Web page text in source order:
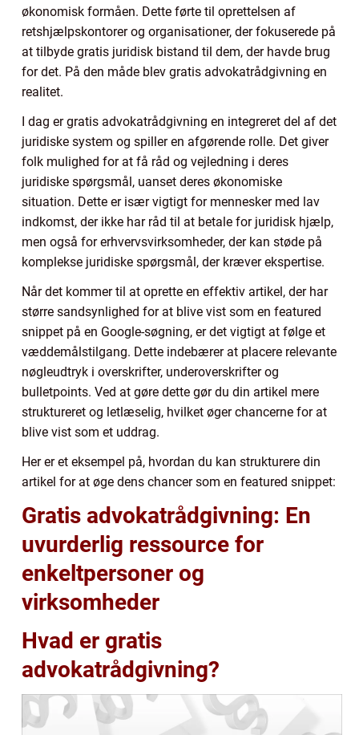
økonomisk formåen. Dette førte til oprettelsen af
retshjælpskontorer og organisationer, der fokuserede på
at tilbyde gratis juridisk bistand til dem, der havde brug
for det. På den måde blev gratis advokatrådgivning en
realitet.
I dag er gratis advokatrådgivning en integreret del af det
juridiske system og spiller en afgørende rolle. Det giver
folk mulighed for at få råd og vejledning i deres
juridiske spørgsmål, uanset deres økonomiske
situation. Dette er især vigtigt for mennesker med lav
indkomst, der ikke har råd til at betale for juridisk hjælp,
men også for erhvervsvirksomheder, der kan støde på
komplekse juridiske spørgsmål, der kræver ekspertise.
Når det kommer til at oprette en effektiv artikel, der har
større sandsynlighed for at blive vist som en featured
snippet på en Google-søgning, er det vigtigt at følge et
væddemålstilgang. Dette indebærer at placere relevante
nøgleudtryk i overskrifter, underoverskrifter og
bulletpoints. Ved at gøre dette gør du din artikel mere
struktureret og letlæselig, hvilket øger chancerne for at
blive vist som et uddrag.
Her er et eksempel på, hvordan du kan strukturere din
artikel for at øge dens chancer som en featured snippet:
Gratis advokatrådgivning: En
uvurderlig ressource for
enkeltpersoner og
virksomheder
Hvad er gratis
advokatrådgivning?